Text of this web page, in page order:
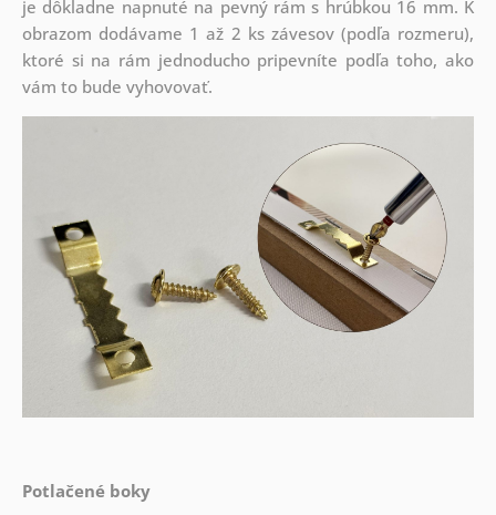
je dôkladne napnuté na pevný rám s hrúbkou 16 mm. K
obrazom dodávame 1 až 2 ks závesov (podľa rozmeru),
ktoré si na rám jednoducho pripevníte podľa toho, ako
vám to bude vyhovovať.
Potlačené boky